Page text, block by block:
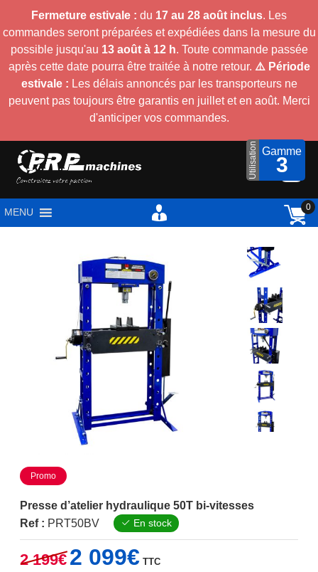
Fermeture estivale : du 17 au 28 août inclus. Les
commandes seront préparées et expédiées dans la mesure du
possible jusqu'au 13 août à 12 h. Toute commande passée
après cette date pourra être traitée à notre retour. ⚠️ Période
estivale : Les délais annoncés par les transporteurs ne
peuvent pas toujours être garantis en juillet et en août. Merci
d'anticiper vos commandes.
MENU 0
Promo
Presse d’atelier hydraulique 50T bi-vitesses
Ref : PRT50BV En stock
Utilisation Gamme
3
2 199€
Le
prix
2 099€prix
TTC